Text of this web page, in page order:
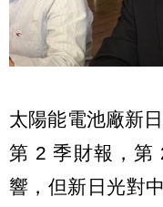
太陽能電池廠新
第 2 季財報，第
響，但新日光對